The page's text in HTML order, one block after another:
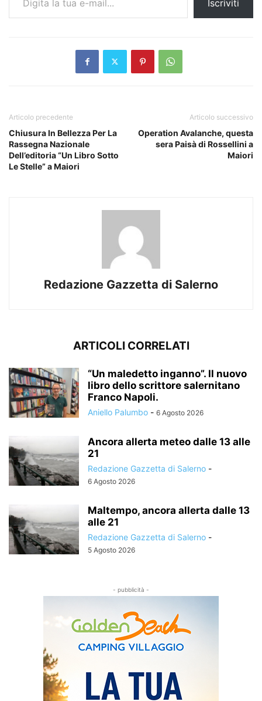
Iscriviti
Articolo precedente
Chiusura In Bellezza Per La
Rassegna Nazionale
Dell’editoria “Un Libro Sotto
Le Stelle” a Maiori
Articolo successivo
Operation Avalanche, questa
sera Paisà di Rossellini a
Maiori
Redazione Gazzetta di Salerno
ARTICOLI CORRELATI
“Un maledetto inganno”. Il nuovo
libro dello scrittore salernitano
Franco Napoli.
Aniello Palumbo - 6 Agosto 2026
Ancora allerta meteo dalle 13 alle
21
Redazione Gazzetta di Salerno -
6 Agosto 2026
Maltempo, ancora allerta dalle 13
alle 21
Redazione Gazzetta di Salerno -
5 Agosto 2026
- pubblicità -